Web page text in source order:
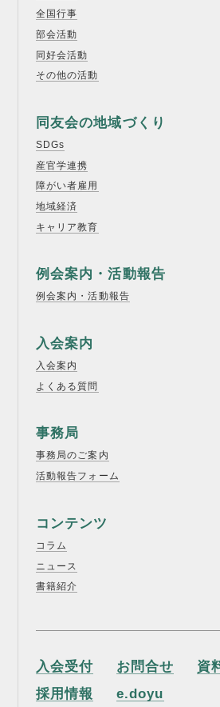
06-6944-1251
大阪市中央区農人橋2丁目-1-
全国行事
部会活動
同好会活動
その他の活動
同友会の地域づくり
SDGs
産官学連携
障がい者雇用
地域経済
キャリア教育
例会案内・活動報告
例会案内・活動報告
入会案内
入会案内
よくある質問
事務局
事務局のご案内
活動報告フォーム
コンテンツ
コラム
ニュース
書籍紹介
入会受付 お問合せ
資
採用情報
e.doyu